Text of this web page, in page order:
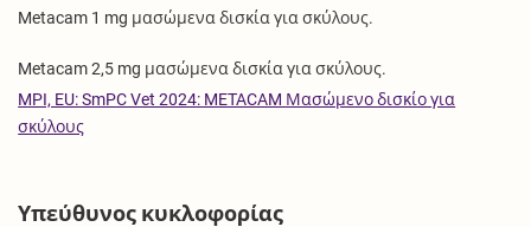
Metacam 1 mg μασώμενα δισκία για σκύλους.
Metacam 2,5 mg μασώμενα δισκία για σκύλους.
MPI, EU: SmPC Vet 2024: METACAM Μασώμενο δισκίο για
σκύλους
Υπεύθυνος κυκλοφορίας